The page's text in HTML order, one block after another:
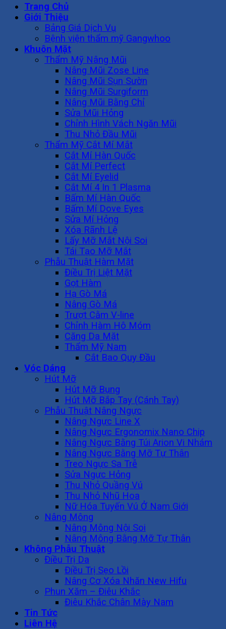
Trang Chủ
Giới Thiệu
Bảng Giá Dịch Vụ
Bệnh viện thẩm mỹ Gangwhoo
Khuôn Mặt
Thẩm Mỹ Nâng Mũi
Nâng Mũi Zose Line
Nâng Mũi Sụn Sườn
Nâng Mũi Surgiform
Nâng Mũi Bằng Chỉ
Sửa Mũi Hỏng
Chỉnh Hình Vách Ngăn Mũi
Thu Nhỏ Đầu Mũi
Thẩm Mỹ Cắt Mí Mắt
Cắt Mí Hàn Quốc
Cắt Mí Perfect
Cắt Mí Eyelid
Cắt Mí 4 In 1 Plasma
Bấm Mí Hàn Quốc
Bấm Mí Dove Eyes
Sửa Mí Hỏng
Xóa Rãnh Lệ
Lấy Mỡ Mắt Nội Soi
Tái Tạo Mỡ Mắt
Phẫu Thuật Hàm Mặt
Điều Trị Liệt Mặt
Gọt Hàm
Hạ Gò Má
Nâng Gò Má
Trượt Cằm V-line
Chỉnh Hàm Hô Móm
Căng Da Mặt
Thẩm Mỹ Nam
Cắt Bao Quy Đầu
Vóc Dáng
Hút Mỡ
Hút Mỡ Bụng
Hút Mỡ Bắp Tay (Cánh Tay)
Phẫu Thuật Nâng Ngực
Nâng Ngực Line X
Nâng Ngực Ergonomix Nano Chip
Nâng Ngực Bằng Túi Arion Vi Nhám
Nâng Ngực Bằng Mỡ Tự Thân
Treo Ngực Sa Trễ
Sửa Ngực Hỏng
Thu Nhỏ Quầng Vú
Thu Nhỏ Nhũ Hoa
Nữ Hóa Tuyến Vú Ở Nam Giới
Nâng Mông
Nâng Mông Nội Soi
Nâng Mông Bằng Mỡ Tự Thân
Không Phẫu Thuật
Điều Trị Da
Điều Trị Sẹo Lồi
Nâng Cơ Xóa Nhăn New Hifu
Phun Xăm – Điêu Khắc
Điêu Khắc Chân Mày Nam
Tin Tức
Liên Hệ